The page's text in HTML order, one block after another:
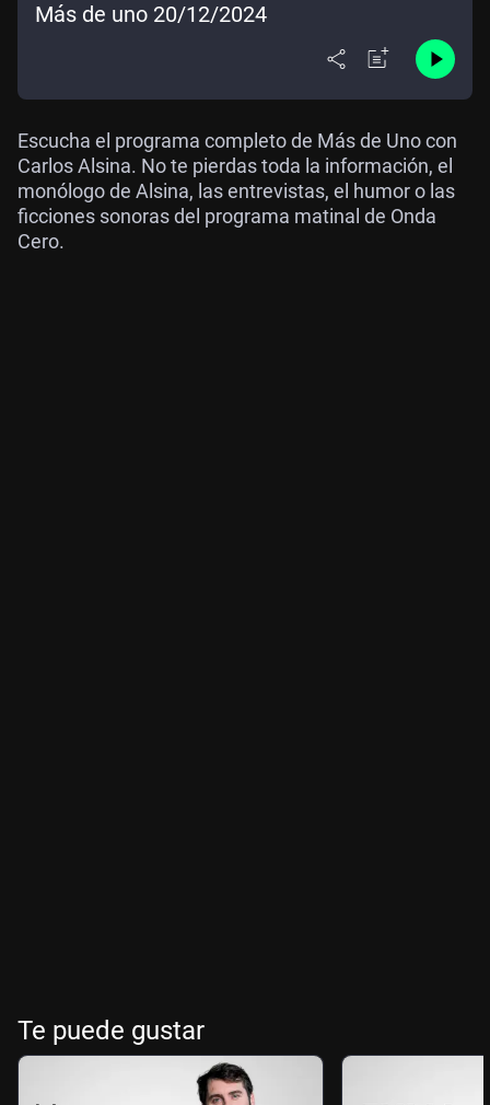
Más de uno 20/12/2024
Escucha el programa completo de Más de Uno con
Carlos Alsina. No te pierdas toda la información, el
monólogo de Alsina, las entrevistas, el humor o las
ficciones sonoras del programa matinal de Onda
Cero.
Te puede gustar